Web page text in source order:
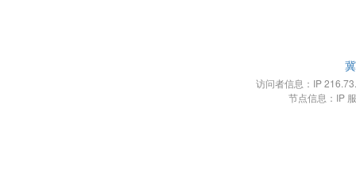
访问者信息：IP
节点信息：IP